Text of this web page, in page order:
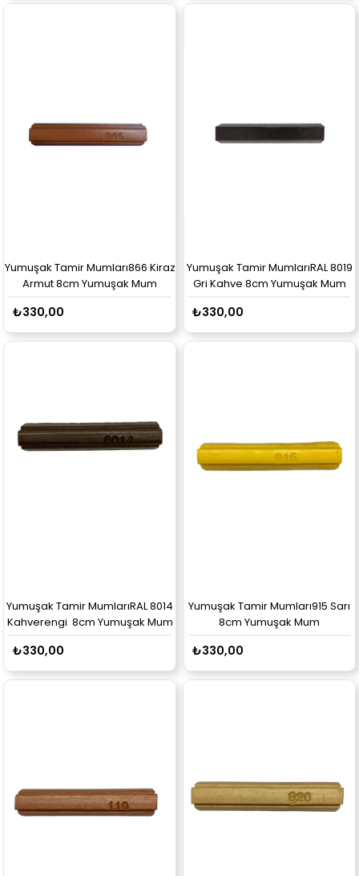
Yumuşak Tamir Mumları866 Kiraz
Armut 8cm Yumuşak Mum
₺330,00
Yumuşak Tamir MumlarıRAL 8019
Gri Kahve 8cm Yumuşak Mum
₺330,00
Yumuşak Tamir MumlarıRAL 8014
Kahverengi 8cm Yumuşak Mum
₺330,00
Yumuşak Tamir Mumları915 Sarı
8cm Yumuşak Mum
₺330,00